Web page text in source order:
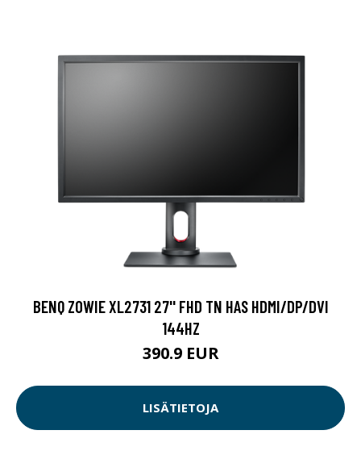
BENQ ZOWIE XL2731 27'' FHD TN HAS HDMI/DP/DVI
144HZ
390.9 EUR
LISÄTIETOJA